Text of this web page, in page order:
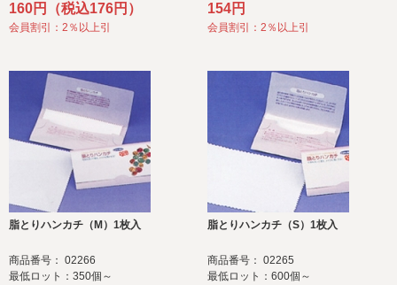
160円（税込176円）
会員割引：2％以上引
154円
会員割引：2％以上引
脂とりハンカチ（M）1枚入
商品番号： 02266
最低ロット：350個～
脂とりハンカチ（S）1枚入
商品番号： 02265
最低ロット：600個～